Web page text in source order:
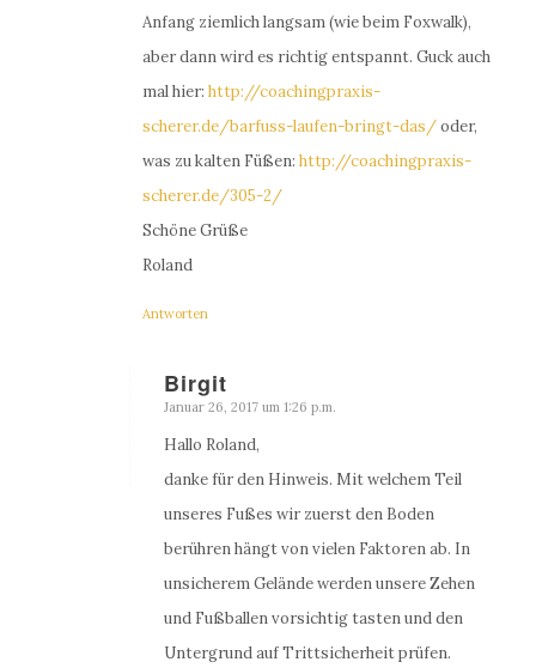
Anfang ziemlich langsam (wie beim Foxwalk),
aber dann wird es richtig entspannt. Guck auch
mal hier: http://coachingpraxis-
scherer.de/barfuss-laufen-bringt-das/oder,
was zu kalten Füßen: http://coachingpraxis-
scherer.de/305-2/
Schöne Grüße
Roland
Antworten
Birgit
sagte:
Januar 26, 2017 um 1:26 p.m.
Hallo Roland,
danke für den Hinweis. Mit welchem Teil
unseres Fußes wir zuerst den Boden
berühren hängt von vielen Faktoren ab. In
unsicherem Gelände werden unsere Zehen
und Fußballen vorsichtig tasten und den
Untergrund auf Trittsicherheit prüfen.